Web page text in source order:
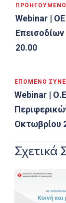
ΠΡΟΗΓΟΎΜΕΝΟ
Webinar |
20.00
ΕΠΌΜΕΝΟ
Webinar |
Οκτωβρίου
Σχετικά